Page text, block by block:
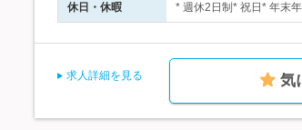
休日・休暇 * 週休2日制* 祝日* 年末
求人詳細を見る 気